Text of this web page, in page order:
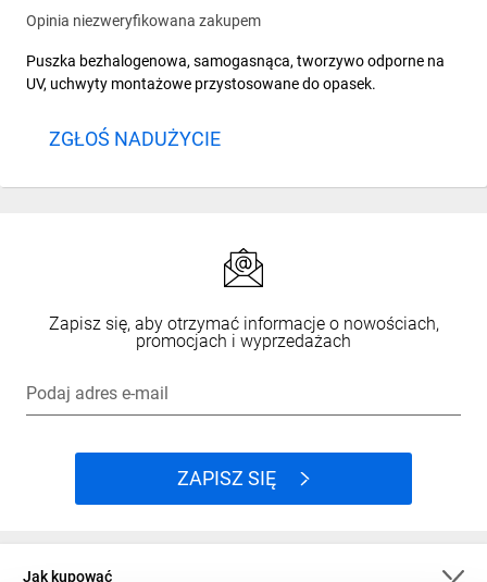
Opinia niezweryfikowana zakupem
Puszka bezhalogenowa, samogasnąca, tworzywo odporne na
UV, uchwyty montażowe przystosowane do opasek.
ZGŁOŚ NADUŻYCIE
Zapisz się, aby otrzymać informacje o nowościach,
promocjach i wyprzedażach
Podaj adres e-mail
ZAPISZ SIĘ
Jak kupować